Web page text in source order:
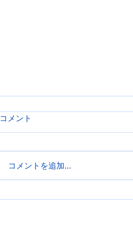
筋トレクイズ
コメント
コメントを追加…